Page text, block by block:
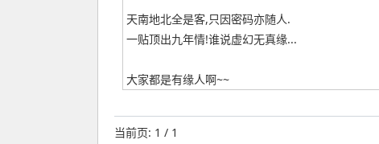
天南地北全是客,只因密码亦随人.
一贴顶出九年情!谁说虚幻无真缘...
大家都是有缘人啊~~
当前页: 1 / 1